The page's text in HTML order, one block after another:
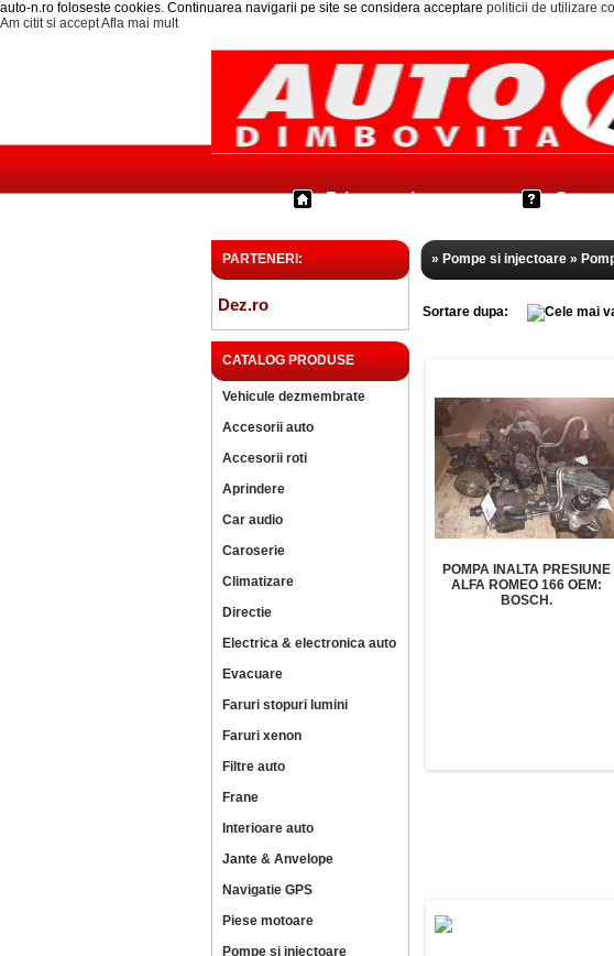
auto-n.ro foloseste cookies. Continuarea navigarii pe site se considera acceptare politicii de utilizare
Am citit si acceptAfla mai mult
Prima pagina Cum
PARTENERI:
Dez.ro
CATALOG PRODUSE
Vehicule dezmembrate
Accesorii auto
Accesorii roti
Aprindere
Car audio
Caroserie
Climatizare
Directie
Electrica & electronica auto
Evacuare
Faruri stopuri lumini
Faruri xenon
Filtre auto
Frane
Interioare auto
Jante & Anvelope
Navigatie GPS
Piese motoare
Pompe si injectoare
» Pompe si injectoare »
Sortare dupa:
POMPA INALTA PRESIUNE
ALFA ROMEO 166 OEM:
BOSCH.